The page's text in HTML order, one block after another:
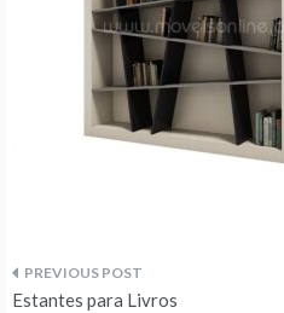
Navegação
Estantes para Livros